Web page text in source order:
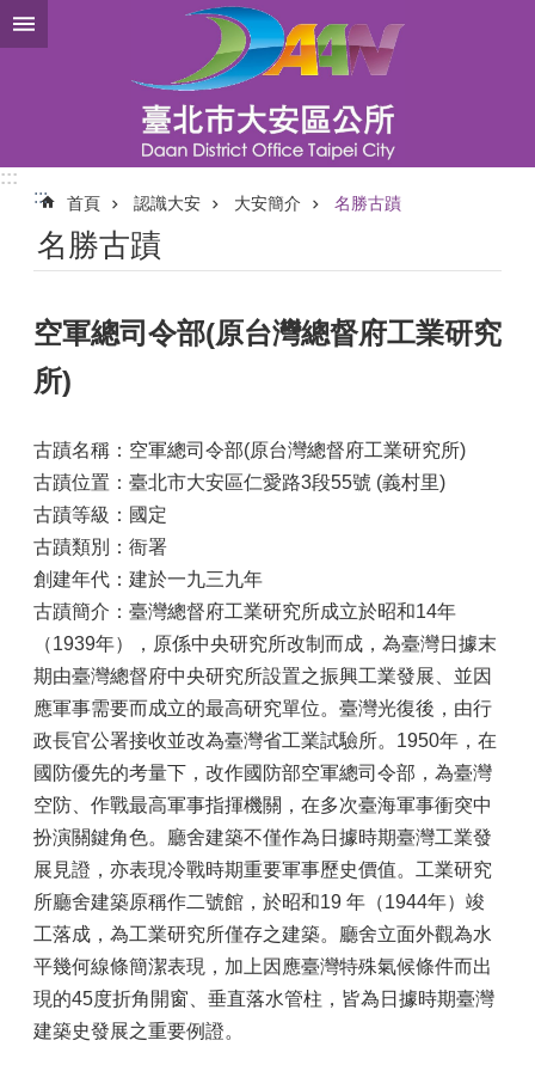
跳到主要內容區塊
:::
:::
首頁 認識大安 大安簡介 名勝古蹟
名勝古蹟
空軍總司令部(原台灣總督府工業研究
所)
古蹟名稱：空軍總司令部(原台灣總督府工業研究所)
古蹟位置：臺北市大安區仁愛路3段55號 (義村里)
古蹟等級：國定
古蹟類別：衙署
創建年代：建於一九三九年
古蹟簡介：臺灣總督府工業研究所成立於昭和14年
（1939年），原係中央研究所改制而成，為臺灣日據末
期由臺灣總督府中央研究所設置之振興工業發展、並因
應軍事需要而成立的最高研究單位。臺灣光復後，由行
政長官公署接收並改為臺灣省工業試驗所。1950年，在
國防優先的考量下，改作國防部空軍總司令部，為臺灣
空防、作戰最高軍事指揮機關，在多次臺海軍事衝突中
扮演關鍵角色。廳舍建築不僅作為日據時期臺灣工業發
展見證，亦表現冷戰時期重要軍事歷史價值。工業研究
所廳舍建築原稱作二號館，於昭和19 年（1944年）竣
工落成，為工業研究所僅存之建築。廳舍立面外觀為水
平幾何線條簡潔表現，加上因應臺灣特殊氣候條件而出
現的45度折角開窗、垂直落水管柱，皆為日據時期臺灣
建築史發展之重要例證。